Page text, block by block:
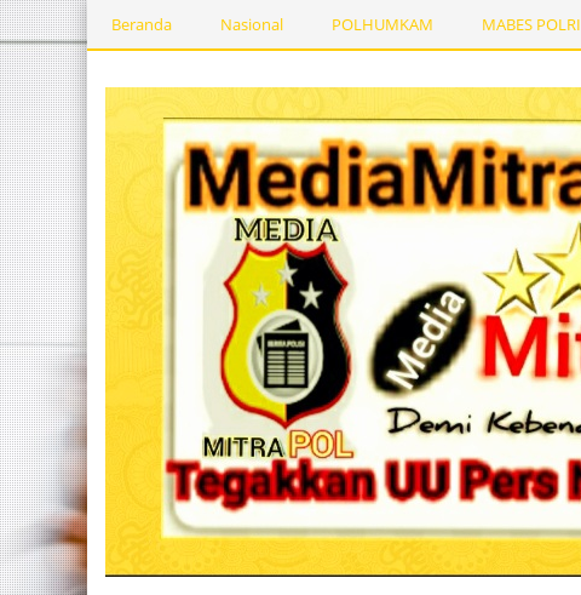
Beranda Nasional POLHUMKAM MABES POLRI